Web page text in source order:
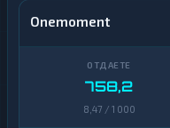
Onemoment
758,2
8,47 / 1 000